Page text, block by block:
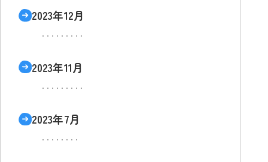
2023年12月
2023年11月
2023年7月